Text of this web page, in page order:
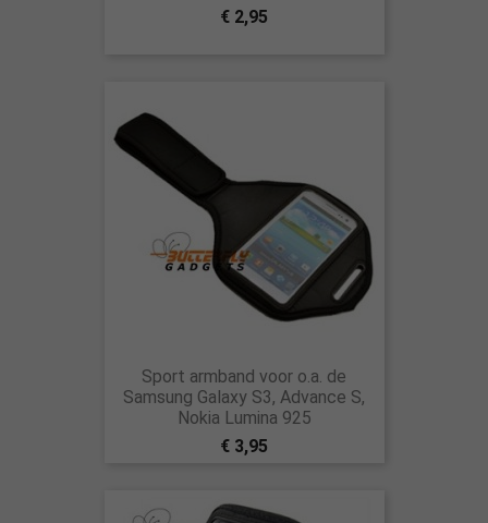
€ 2,95
Sport armband voor o.a. de
Samsung Galaxy S3, Advance S,
Nokia Lumina 925
€ 3,95